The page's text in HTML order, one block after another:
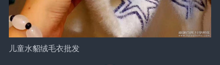
儿童水貂绒毛衣批发